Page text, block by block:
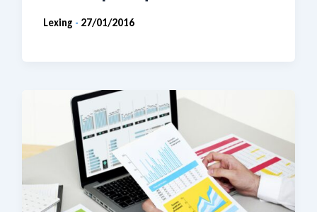
Lexing - 27/01/2016